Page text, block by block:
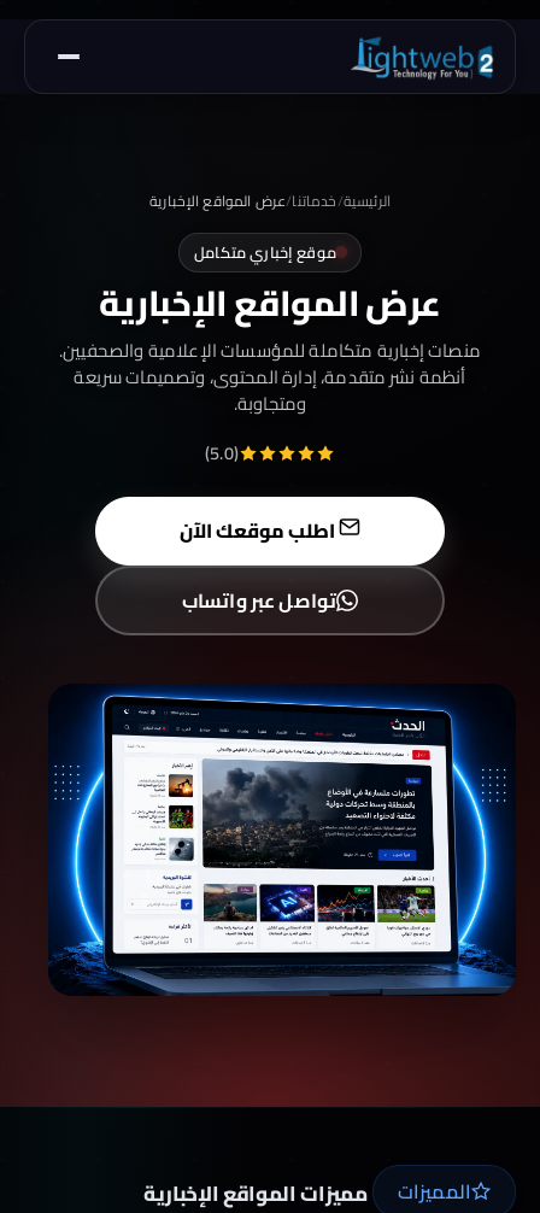
الرئيسية/خدماتنا/عرض المواقع الإخبارية
موقع إخباري متكامل
عرض المواقع الإخبارية
منصات إخبارية متكاملة للمؤسسات الإعلامية والصحفيين.
أنظمة نشر متقدمة، إدارة المحتوى، وتصميمات سريعة
ومتجاوبة.
(5.0)
اطلب موقعك الآن
تواصل عبر واتساب
المميزات مميزات المواقع الإخبارية